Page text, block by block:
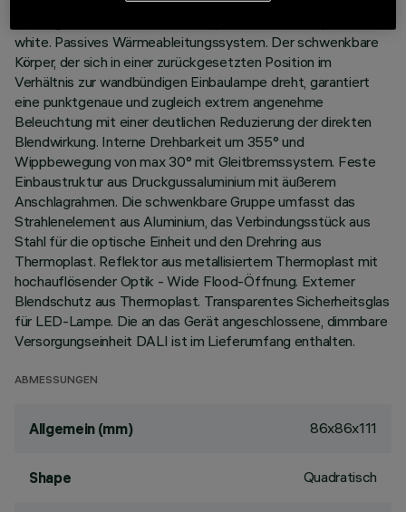
white. Passives Wärmeableitungssystem. Der schwenkbare
Körper, der sich in einer zurückgesetzten Position im
Verhältnis zur wandbündigen Einbaulampe dreht, garantiert
eine punktgenaue und zugleich extrem angenehme
Beleuchtung mit einer deutlichen Reduzierung der direkten
Blendwirkung. Interne Drehbarkeit um 355° und
Wippbewegung von max 30° mit Gleitbremssystem. Feste
Einbaustruktur aus Druckgussaluminium mit äußerem
Anschlagrahmen. Die schwenkbare Gruppe umfasst das
Strahlenelement aus Aluminium, das Verbindungsstück aus
Stahl für die optische Einheit und den Drehring aus
Thermoplast. Reflektor aus metallisiertem Thermoplast mit
hochauflösender Optik - Wide Flood-Öffnung. Externer
Blendschutz aus Thermoplast. Transparentes Sicherheitsglas
für LED-Lampe. Die an das Gerät angeschlossene, dimmbare
Versorgungseinheit DALI ist im Lieferumfang enthalten.
ABMESSUNGEN
Allgemein (mm) 86x86x111
Shape Quadratisch